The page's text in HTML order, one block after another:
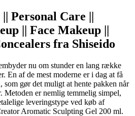
Personal Care ||
|| Face Makeup ||
fra Shiseido
nu om stunder en lang række
En af de mest moderne er i dag at få
som gør det muligt at hente pakken når
Metoden er nemlig temmelig simpel,
leveringstype ved køb af
Aromatic Sculpting Gel 200 ml.